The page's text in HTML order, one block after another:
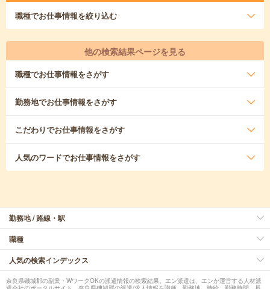
職種でお仕事情報を絞り込む
他の検索結果ページを見る
職種でお仕事情報をさがす
勤務地でお仕事情報をさがす
こだわりでお仕事情報をさがす
人気のワードでお仕事情報をさがす
勤務地 / 路線・駅
職種
人気の検索インデックス
奈良県磯城郡の副業・WワークOKの派遣情報の検索結果。エン派遣は、エンが運営する人材派